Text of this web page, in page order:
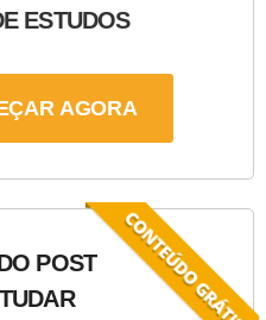
ESTUDOS
AGORA
POST